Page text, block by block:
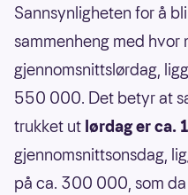
Sannsynligheten for å
sammenheng med hvor
gjennomsnittslørdag,
550 000. Det betyr at
trukket ut lørdag er ca.
gjennomsnittsonsdag,
på ca. 300 000, som